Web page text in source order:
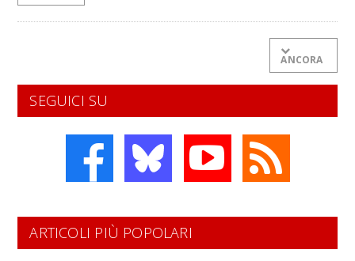
ANCORA
SEGUICI SU
ARTICOLI PIÙ POPOLARI